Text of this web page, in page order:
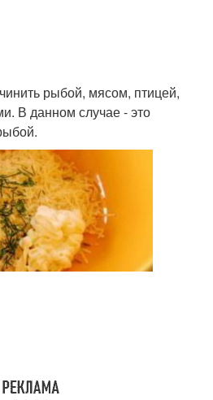
рыбой, мясом, птицей,
В данном случае - это